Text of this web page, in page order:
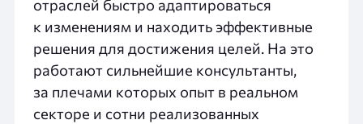
отраслей быстро адаптироваться
к изменениям и находить эффективные
решения для достижения целей. На это
работают сильнейшие консультанты,
за плечами которых опыт в реальном
секторе и сотни реализованных